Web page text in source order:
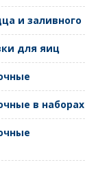
и заливного
для яиц
в наборах